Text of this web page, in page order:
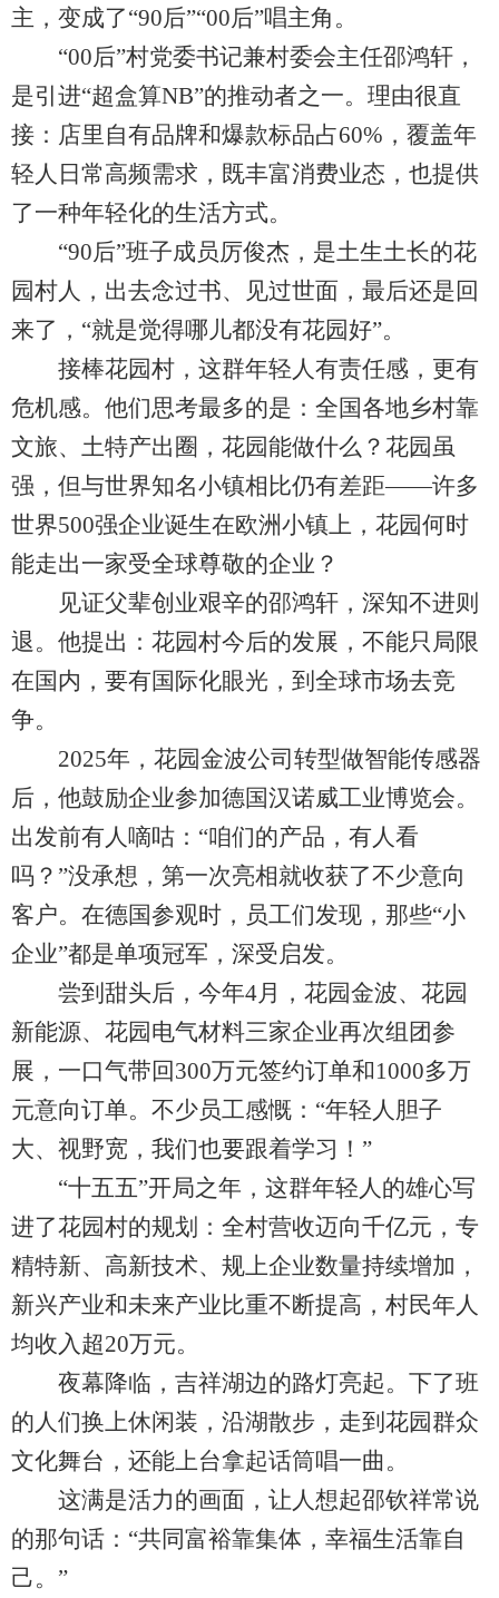
主，变成了“90后”“00后”唱主角。
“00后”村党委书记兼村委会主任邵鸿轩，
是引进“超盒算NB”的推动者之一。理由很直
接：店里自有品牌和爆款标品占60%，覆盖年
轻人日常高频需求，既丰富消费业态，也提供
了一种年轻化的生活方式。
“90后”班子成员厉俊杰，是土生土长的花
园村人，出去念过书、见过世面，最后还是回
来了，“就是觉得哪儿都没有花园好”。
接棒花园村，这群年轻人有责任感，更有
危机感。他们思考最多的是：全国各地乡村靠
文旅、土特产出圈，花园能做什么？花园虽
强，但与世界知名小镇相比仍有差距——许多
世界500强企业诞生在欧洲小镇上，花园何时
能走出一家受全球尊敬的企业？
见证父辈创业艰辛的邵鸿轩，深知不进则
退。他提出：花园村今后的发展，不能只局限
在国内，要有国际化眼光，到全球市场去竞
争。
2025年，花园金波公司转型做智能传感器
后，他鼓励企业参加德国汉诺威工业博览会。
出发前有人嘀咕：“咱们的产品，有人看
吗？”没承想，第一次亮相就收获了不少意向
客户。在德国参观时，员工们发现，那些“小
企业”都是单项冠军，深受启发。
尝到甜头后，今年4月，花园金波、花园
新能源、花园电气材料三家企业再次组团参
展，一口气带回300万元签约订单和1000多万
元意向订单。不少员工感慨：“年轻人胆子
大、视野宽，我们也要跟着学习！”
“十五五”开局之年，这群年轻人的雄心写
进了花园村的规划：全村营收迈向千亿元，专
精特新、高新技术、规上企业数量持续增加，
新兴产业和未来产业比重不断提高，村民年人
均收入超20万元。
夜幕降临，吉祥湖边的路灯亮起。下了班
的人们换上休闲装，沿湖散步，走到花园群众
文化舞台，还能上台拿起话筒唱一曲。
这满是活力的画面，让人想起邵钦祥常说
的那句话：“共同富裕靠集体，幸福生活靠自
己。”